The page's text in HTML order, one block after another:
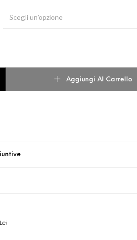
Scegli un'opzione
Aggiungi Al Carrello